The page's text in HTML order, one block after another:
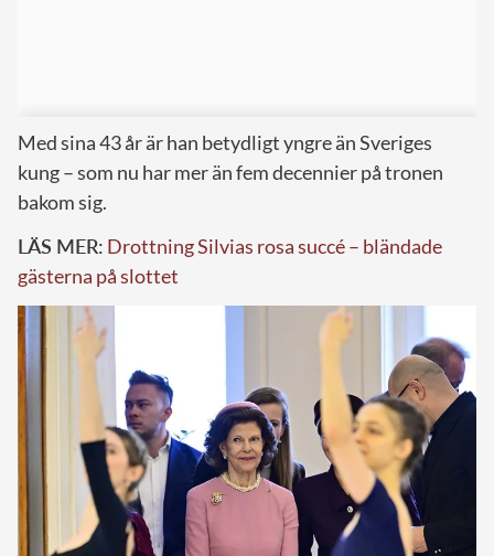
Med sina 43 år är han betydligt yngre än Sveriges
kung – som nu har mer än fem decennier på tronen
bakom sig.
LÄS MER: Drottning Silvias rosa succé – bländade
gästerna på slottet